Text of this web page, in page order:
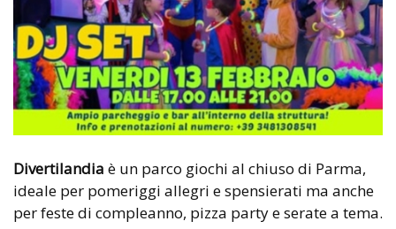
Divertilandia è un parco giochi al chiuso di Parma,
ideale per pomeriggi allegri e spensierati ma anche
per feste di compleanno, pizza party e serate a tema.